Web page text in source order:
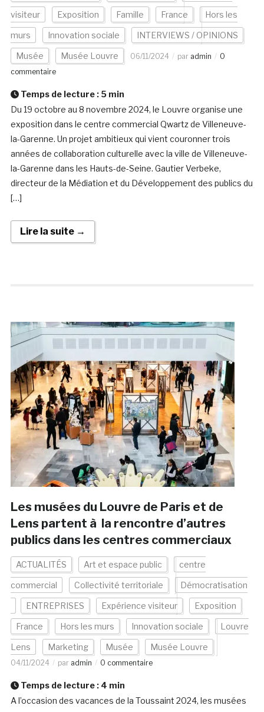
visiteur Exposition Famille France Hors les
murs Innovation sociale INTERVIEWS / OPINIONS
Musée Musée Louvre 06/11/2024 par admin
0
commentaire
Temps de lecture : 5 min
Du 19 octobre au 8 novembre 2024, le Louvre organise une
exposition dans le centre commercial Qwartz de Villeneuve-
la-Garenne. Un projet ambitieux qui vient couronner trois
années de collaboration culturelle avec la ville de Villeneuve-
la-Garenne dans les Hauts-de-Seine. Gautier Verbeke,
directeur de la Médiation et du Développement des publics du
[…]
Lire la suite →
Les musées du Louvre de Paris et de
Lens partent à la rencontre d’autres
publics dans les centres commerciaux
ACTUALITÉS Art et espace public centre
commercial Collectivité territoriale Démocratisation
ENTREPRISES Expérience visiteur Exposition
France Hors les murs Innovation sociale Louvre
Lens Marketing Musée Musée Louvre
04/11/2024 par admin 0 commentaire
Temps de lecture : 4 min
A l’occasion des vacances de la Toussaint 2024, les musées